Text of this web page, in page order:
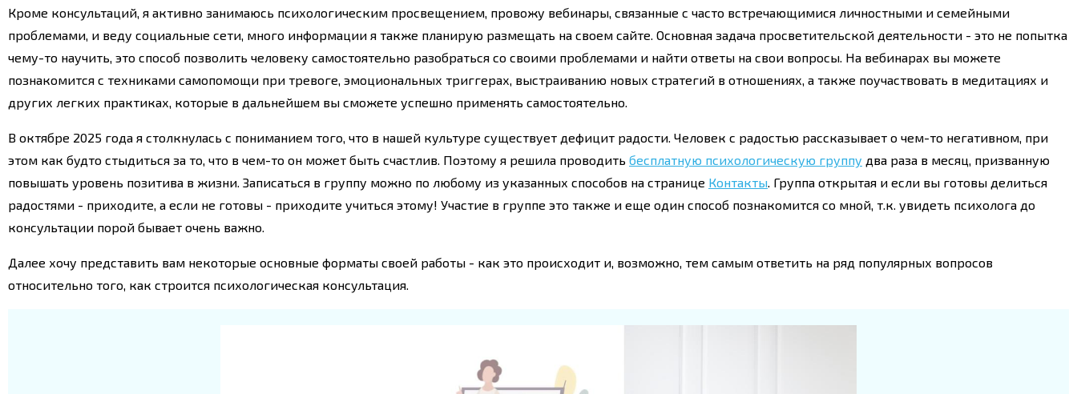
Кроме консультаций, я активно занимаюсь психологическим просвещением, провожу вебинары, связанные с часто встречающимися личностными и семейными
проблемами, и веду социальные сети, много информации я также планирую размещать на своем сайте. Основная задача просветительской деятельности - это не попытка
чему-то научить, это способ позволить человеку самостоятельно разобраться со своими проблемами и найти ответы на свои вопросы. На вебинарах вы можете
познакомится с техниками самопомощи при тревоге, эмоциональных триггерах, выстраиванию новых стратегий в отношениях, а также поучаствовать в медитациях и
других легких практиках, которые в дальнейшем вы сможете успешно применять самостоятельно.
В октябре 2025 года я столкнулась с пониманием того, что в нашей культуре существует дефицит радости. Человек с радостью рассказывает о чем-то негативном, при
этом как будто стыдиться за то, что в чем-то он может быть счастлив. Поэтому я решила проводить бесплатную психологическую группу два раза в месяц, призванную
повышать уровень позитива в жизни. Записаться в группу можно по любому из указанных способов на странице Контакты. Группа открытая и если вы готовы делиться
радостями - приходите, а если не готовы - приходите учиться этому! Участие в группе это также и еще один способ познакомится со мной, т.к. увидеть психолога до
консультации порой бывает очень важно.
Далее хочу представить вам некоторые основные форматы своей работы - как это происходит и, возможно, тем самым ответить на ряд популярных вопросов
относительно того, как строится психологическая консультация.